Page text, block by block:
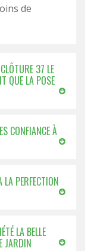
de
37 LE
QUE LA POSE
CONFIANCE À
LA PERFECTION
LA BELLE
JARDIN